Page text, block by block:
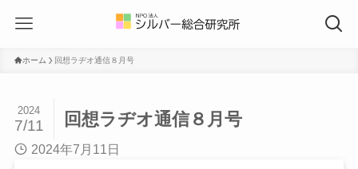
ホーム 回想ラヂオ通信８月号
回想ラヂオ通信８月号
2024
7/11
2024年7月11日